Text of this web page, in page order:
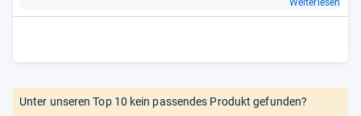
Weiterlesen
Unter unseren Top 10 kein passendes Produkt gefunden?